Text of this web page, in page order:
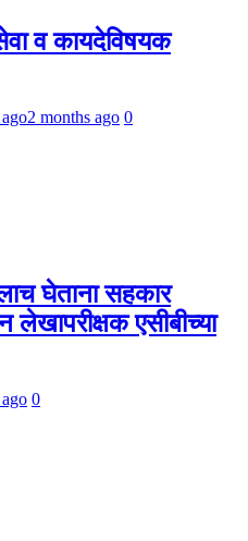
व कायदेविषयक
2 months ago 0
घेताना सहकार
लेखापरीक्षक एसीबीच्या
0